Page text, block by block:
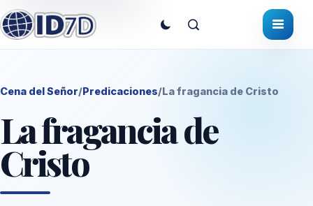
Cena del Señor/Predicaciones/La fragancia de Cristo
La fragancia de
Cristo